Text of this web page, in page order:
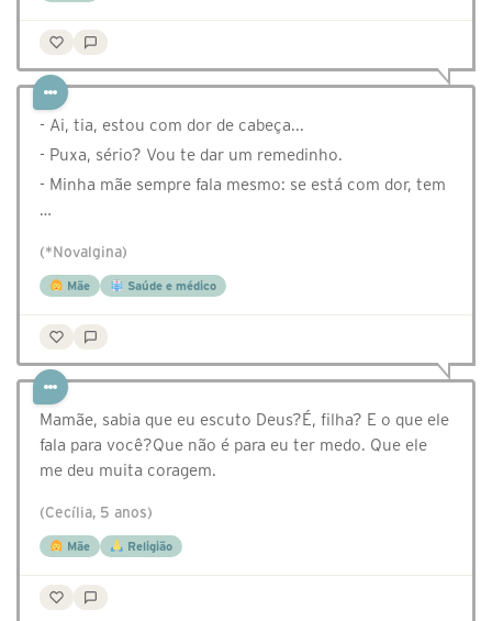
- Ai, tia, estou com dor de cabeça...
- Puxa, sério? Vou te dar um remedinho.
- Minha mãe sempre fala mesmo: se está com dor, tem
…
(*Novalgina)
Mãe Saúde e médico
Mamãe, sabia que eu escuto Deus?É, filha? E o que ele
fala para você?Que não é para eu ter medo. Que ele
me deu muita coragem.
(Cecília, 5 anos)
Mãe Religião